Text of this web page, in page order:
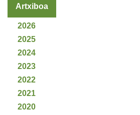
Artxiboa
2026
2025
2024
2023
2022
2021
2020